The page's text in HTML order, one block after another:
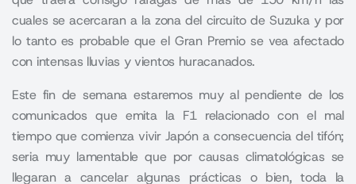
cuales se acercaran a la zona del circuito de Suzuka y por
lo tanto es probable que el Gran Premio se vea afectado
con intensas lluvias y vientos huracanados.
Este fin de semana estaremos muy al pendiente de los
comunicados que emita la F1 relacionado con el mal
tiempo que comienza vivir Japón a consecuencia del tifón;
seria muy lamentable que por causas climatológicas se
llegaran a cancelar algunas prácticas o bien, toda la